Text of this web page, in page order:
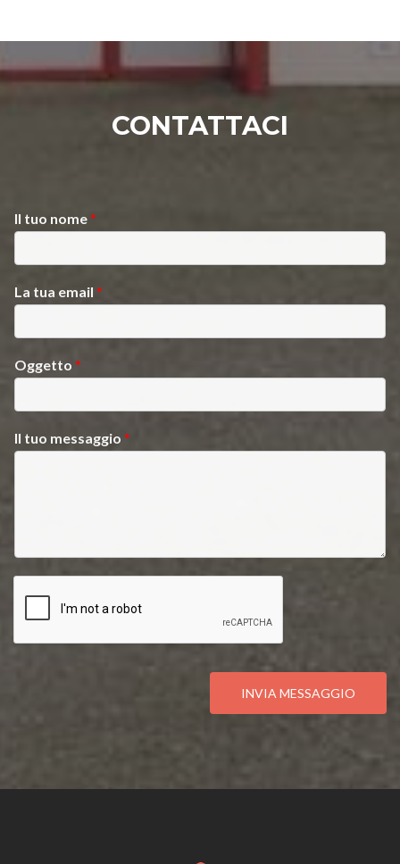
CONTATTACI
Il tuo nome*
La tua email *
Oggetto *
Il tuo messaggio *
INVIA MESSAGGIO